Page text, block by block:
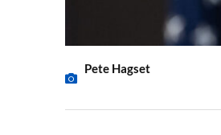
Pete Hagset